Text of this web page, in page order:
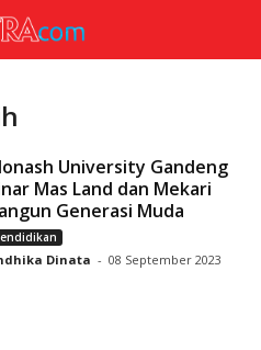
University Gandeng
Mas Land dan Mekari
Generasi Muda
Dinata - 08 September 2023